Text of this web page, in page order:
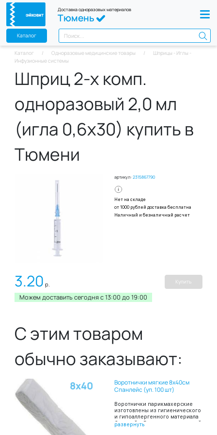
Доставка одноразовых материалов
Тюмень
Каталог
Каталог Одноразовые медицинские товары
Шприцы - Иглы -
Инфузионные системы
Шприц 2-х комп.
одноразовый 2,0 мл
(игла 0,6х30) купить в
Тюмени
артикул: 2315867790
Нет на складе
от 1000 рублей доставка бесплатна
Наличный и безналичный расчет
3.20 р. Купить
Можем доставить сегодня c 13:00 до 19:00
С этим товаром
обычно заказывают:
8х40
Воротнички мягкие 8х40см
Спанлейс (уп. 100 шт)
Воротнички парикмахерские
изготовлены из гигиенического
и гипоаллергенного материала
Спанлейс, Воротнички шириной
развернуть